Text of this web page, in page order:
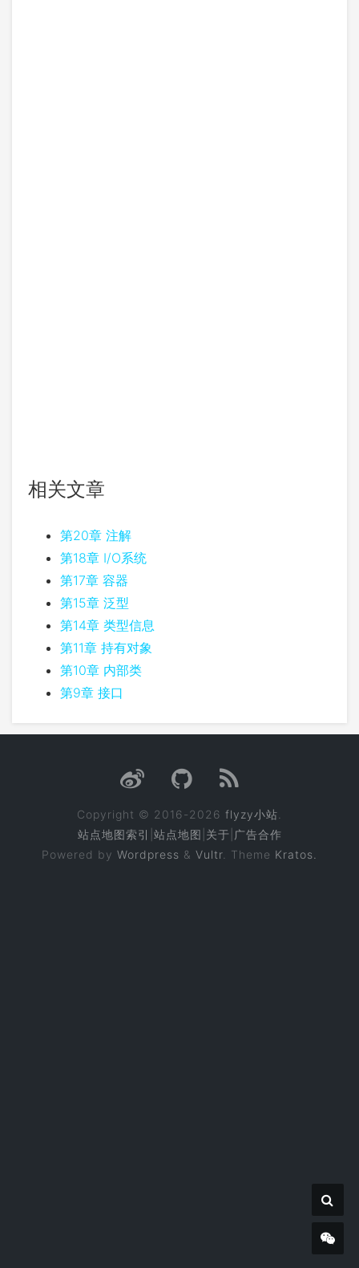
相关文章
第20章 注解
第18章 I/O系统
第17章 容器
第15章 泛型
第14章 类型信息
第11章 持有对象
第10章 内部类
第9章 接口
Copyright © 2016-2026 flyzy小站
站点地图索引 站点地图 关于 广告合作
Powered by Wordpress & Vultr . Theme Kratos.